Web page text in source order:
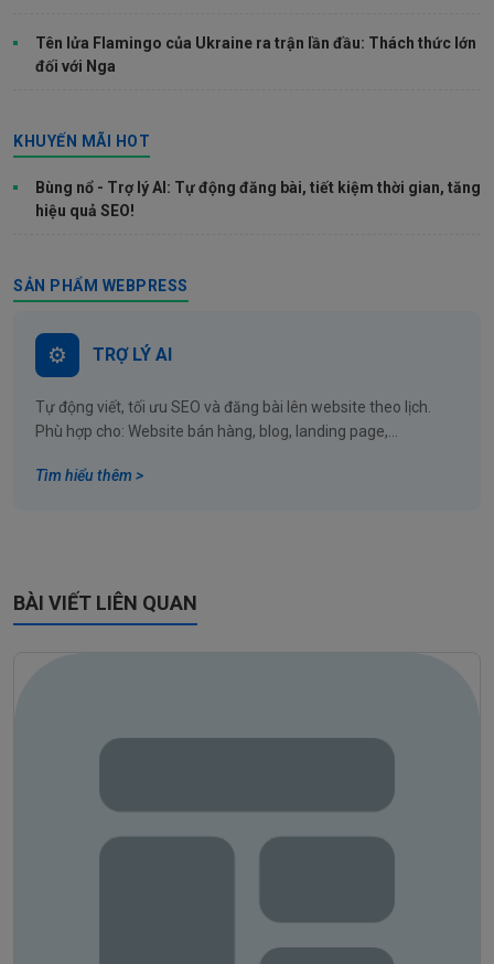
Tên lửa Flamingo của Ukraine ra trận lần đầu: Thách thức lớn
đối với Nga
KHUYẾN MÃI HOT
Bùng nổ - Trợ lý AI: Tự động đăng bài, tiết kiệm thời gian, tăng
hiệu quả SEO!
SẢN PHẨM WEBPRESS
TRỢ LÝ AI
Tự động viết, tối ưu SEO và đăng bài lên website theo lịch.
Phù hợp cho: Website bán hàng, blog, landing page,...
Tìm hiểu thêm >
BÀI VIẾT LIÊN QUAN